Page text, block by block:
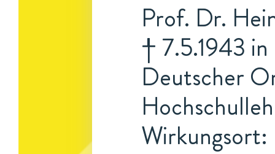
Prof. Dr.
† 7.5.1943
Deutscher